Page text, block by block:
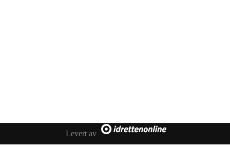
Kontakt
Levert av